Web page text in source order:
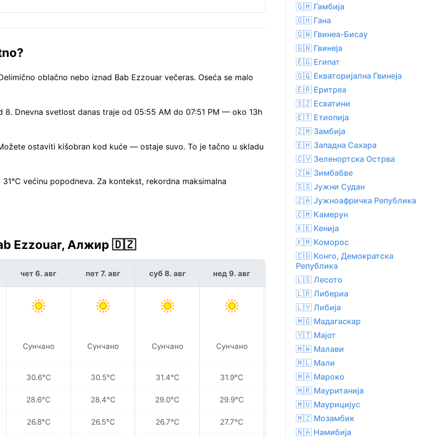
oblačno nebo iznad Bab Ezzouar večeras. Oseća se malo
8. Dnevna svetlost danas traje od 05:55 AM do 07:51 PM — oko 13h
ostaviti kišobran kod kuće — ostaje suvo. To je tačno u skladu
većinu popodneva. Za kontekst, rekordna maksimalna
Ezzouar, Алжир 🇩🇿
чет 6. авг
Сунчано
30.6°C
28.6°C
26.8°C
пет 7. авг
Сунчано
30.5°C
28.4°C
26.5°C
суб 8. авг
Сунчано
31.4°C
29.0°C
26.7°C
нед 9. авг
Сунчано
31.9°C
29.9°C
27.7°C
пон 10. авг
Делимично
облачно
31.7°C
29.9°C
28.2°C
🇬🇲 Гамбија
🇬🇭 Гана
🇬🇼 Гвинеа-Бисау
🇬🇳 Гвинеја
🇪🇬 Египат
🇬🇶 Екваторијална Гвинеја
🇪🇷 Еритреа
🇸🇿 Есватини
🇪🇹 Етиопија
🇿🇲 Замбија
🇪🇭 Западна Сахара
🇨🇻 Зеленортска Острва
🇿🇼 Зимбабве
🇸🇸 Јужни Судан
🇿🇦 Јужноафричка Република
🇨🇲 Камерун
🇰🇪 Кенија
🇰🇲 Коморос
🇨🇩 Конго, Демократска
Република
🇱🇸 Лесото
🇱🇷 Либериа
🇱🇾 Либија
🇲🇬 Мадагаскар
🇾🇹 Мајот
🇲🇼 Малави
🇲🇱 Мали
🇲🇦 Мароко
🇲🇷 Мауританија
🇲🇺 Маурицијус
🇲🇿 Мозамбик
🇳🇦 Намибија